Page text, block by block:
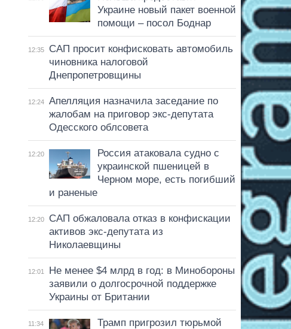
Украине новый пакет военной
помощи – посол Боднар
12:35
САП просит конфисковать автомобиль
чиновника налоговой
Днепропетровщины
12:24
Апелляция назначила заседание по
жалобам на приговор экс-депутата
Одесского облсовета
12:20
Россия атаковала судно с
украинской пшеницей в
Черном море, есть погибший
и раненые
12:20
САП обжаловала отказ в конфискации
активов экс-депутата из
Николаевщины
12:01
Не менее $4 млрд в год: в Минобороны
заявили о долгосрочной поддержке
Украины от Британии
11:34
Трамп пригрозил тюрьмой